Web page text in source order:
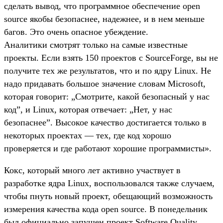
сделать вывод, что программное обеспечение open
source якобы безопаснее, надежнее, и в нем меньше
багов. Это очень опасное убеждение.
Аналитики смотрят только на самые известные
проекты. Если взять 150 проектов с SourceForge, вы не
получите тех же результатов, что и по ядру Linux. Не
надо придавать большое значение словам Microsoft,
которая говорит: „Смотрите, какой безопасный у нас
код”, и Linux, которая отвечает: „Нет, у нас
безопаснее”. Высокое качество достигается только в
некоторых проектах — тех, где код хорошо
проверяется и где работают хорошие программисты».
Кокс, который много лет активно участвует в
разработке ядра Linux, воспользовался также случаем,
чтобы пнуть новый проект, обещающий возможность
измерения качества кода open source. В понедельник